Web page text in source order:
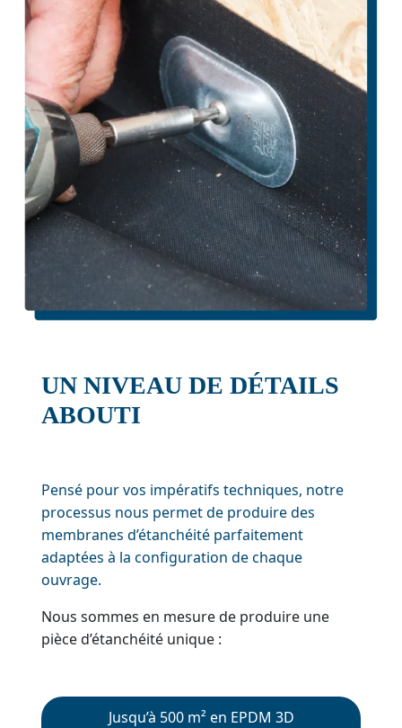
UN NIVEAU DE DÉTAILS
ABOUTI
Pensé pour vos impératifs techniques, notre
processus nous permet de produire des
membranes d’étanchéité parfaitement
adaptées à la configuration de chaque
ouvrage.
Nous sommes en mesure de produire une
pièce d’étanchéité unique :
Jusqu’à 500 m² en EPDM 3D